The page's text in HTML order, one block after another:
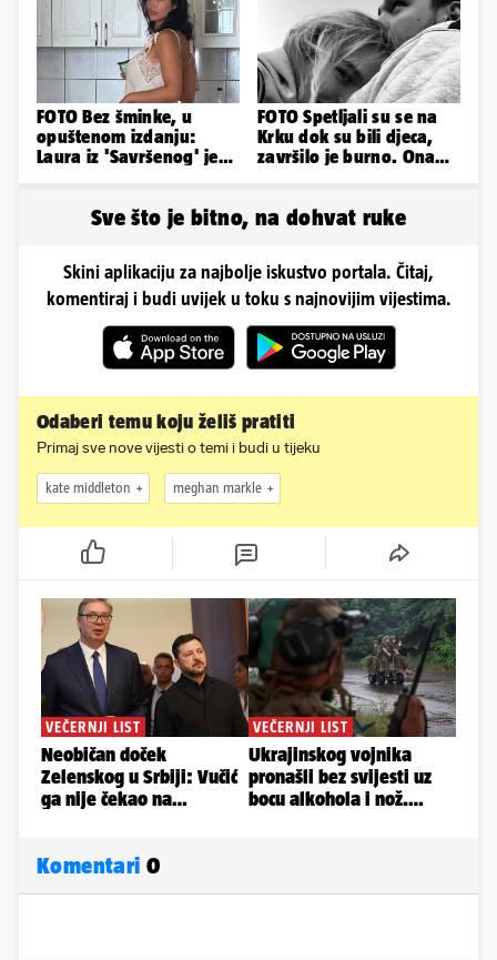
FOTO Bez šminke, u
opuštenom izdanju:
Laura iz 'Savršenog' je
FOTO Spetljali su se na
Krku dok su bili djeca,
završilo je burno. Ona
Sve što je bitno, na dohvat ruke
Skini aplikaciju za najbolje iskustvo portala. Čitaj,
komentiraj i budi uvijek u toku s najnovijim vijestima.
Odaberi temu koju želiš pratiti
Primaj sve nove vijesti o temi i budi u tijeku
kate middleton meghan markle
Komentari 0